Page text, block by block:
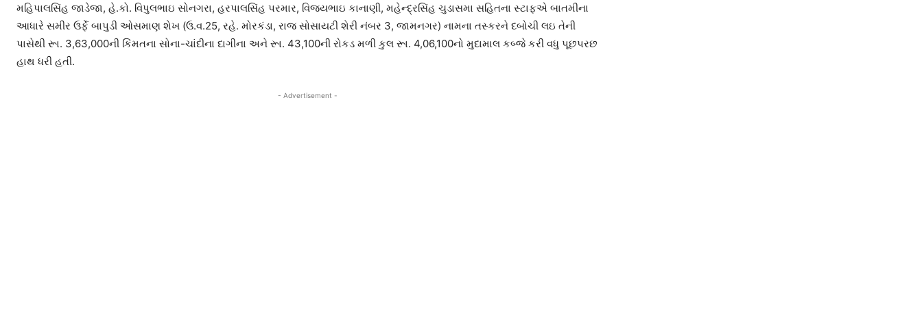
મહિપાલસિંહ જાડેજા, હે.કો. વિપુલભાઇ સોનગરા, હરપાલસિંહ પરમાર, વિજયભાઇ કાનાણી, મહેન્દ્રસિંહ ચુડાસમા સહિતના સ્ટાફએ બાતમીના
આધારે સમીર ઉર્ફે બાપુડી ઓસમાણ શેખ (ઉ.વ.25, રહે. મોરકંડા, રાજ સોસાયટી શેરી નંબર 3, જામનગર) નામના તસ્કરને દબોચી લઇ તેની
પાસેથી રૂા. 3,63,000ની કિંમતના સોના-ચાંદીના દાગીના અને રૂા. 43,100ની રોકડ મળી કુલ રૂા. 4,06,100નો મુદામાલ કબ્જે કરી વધુ પૂછપરછ
હાથ ધરી હતી.
- Advertisement -